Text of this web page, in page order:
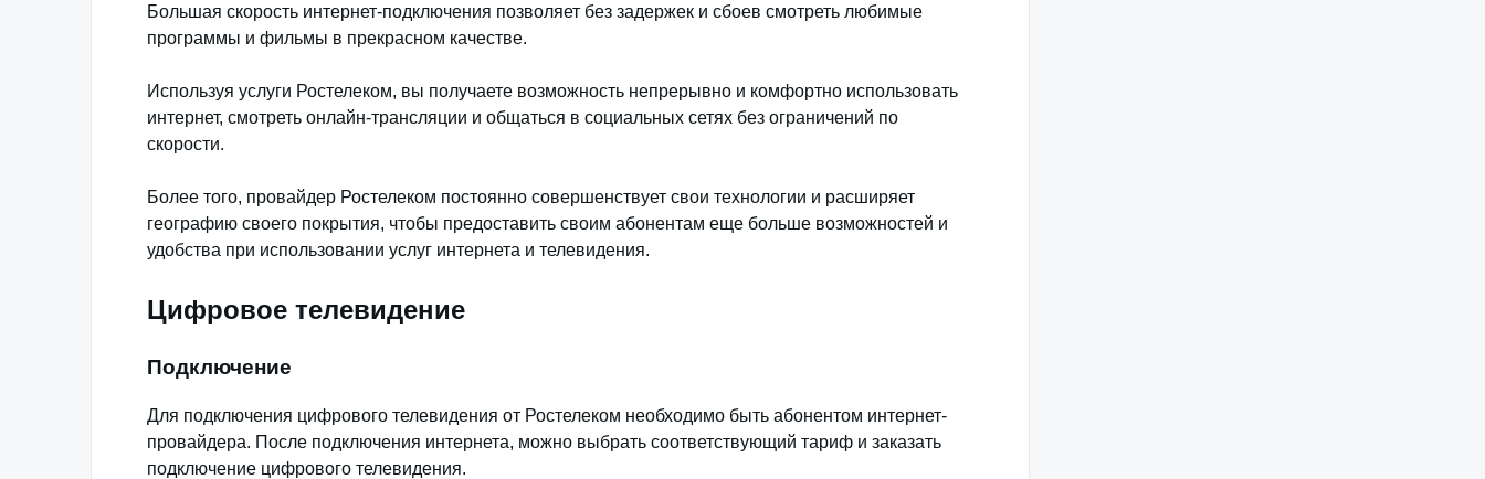
Большая скорость интернет-подключения позволяет без задержек и сбоев смотреть любимые
программы и фильмы в прекрасном качестве.
Используя услуги Ростелеком, вы получаете возможность непрерывно и комфортно использовать
интернет, смотреть онлайн-трансляции и общаться в социальных сетях без ограничений по
скорости.
Более того, провайдер Ростелеком постоянно совершенствует свои технологии и расширяет
географию своего покрытия, чтобы предоставить своим абонентам еще больше возможностей и
удобства при использовании услуг интернета и телевидения.
Цифровое телевидение
Подключение
Для подключения цифрового телевидения от Ростелеком необходимо быть абонентом интернет-
провайдера. После подключения интернета, можно выбрать соответствующий тариф и заказать
подключение цифрового телевидения.